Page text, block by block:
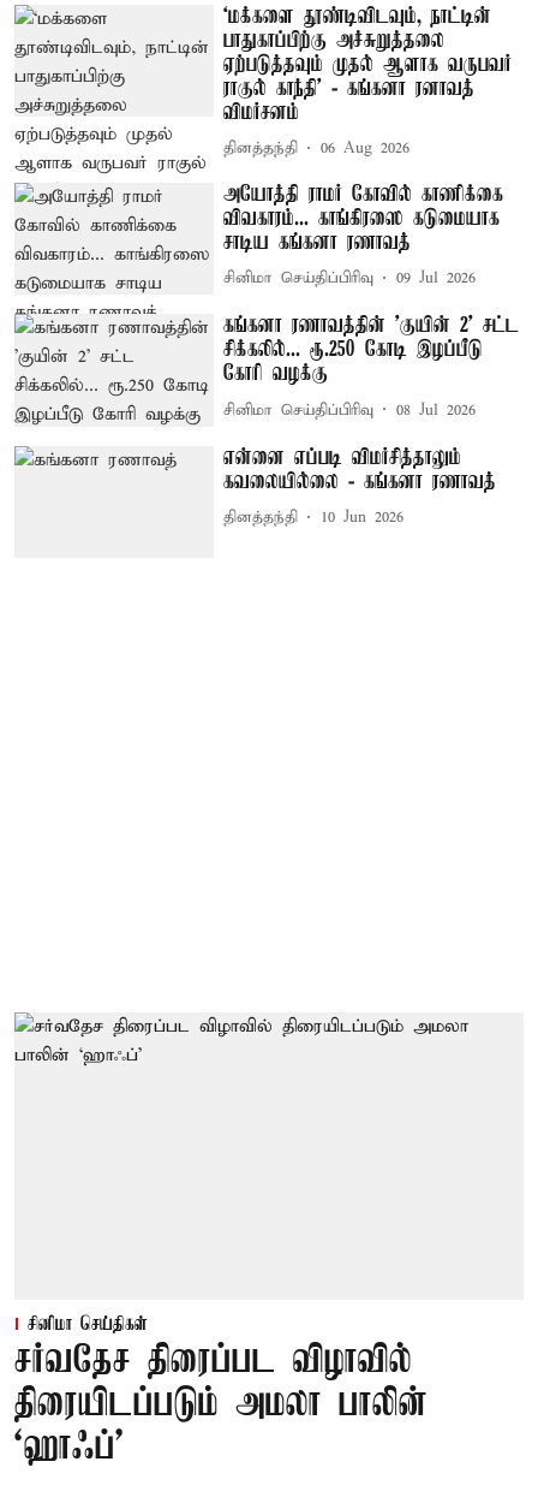
‘மக்களை தூண்டிவிடவும், நாட்டின்
பாதுகாப்பிற்கு அச்சுறுத்தலை
ஏற்படுத்தவும் முதல் ஆளாக வருபவர்
ராகுல் காந்தி’ - கங்கனா ரனாவத்
விமர்சனம்
தினத்தந்தி 06 Aug 2026
அயோத்தி ராமர் கோவில் காணிக்கை
விவகாரம்... காங்கிரஸை கடுமையாக
சாடிய கங்கனா ரணாவத்
சினிமா செய்திப்பிரிவு 09 Jul 2026
கங்கனா ரணாவத்தின் 'குயின் 2' சட்ட
சிக்கலில்... ரூ.250 கோடி இழப்பீடு
கோரி வழக்கு
சினிமா செய்திப்பிரிவு 08 Jul 2026
என்னை எப்படி விமர்சித்தாலும்
கவலையில்லை - கங்கனா ரணாவத்
தினத்தந்தி 10 Jun 2026
சினிமா செய்திகள்
சர்வதேச திரைப்பட விழாவில்
திரையிடப்படும் அமலா பாலின்
‘ஹாஃப்’